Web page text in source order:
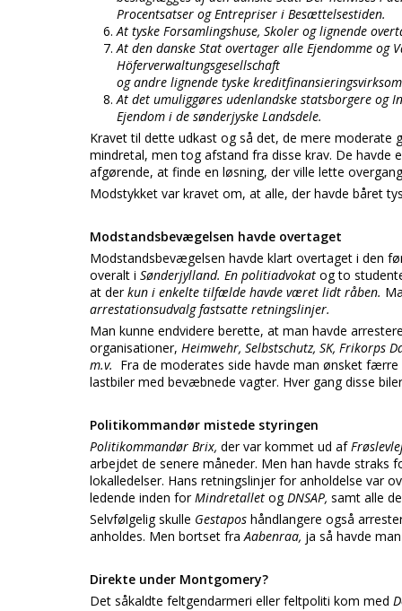
Procentsatser og Entrepriser i Besættelsestiden.
At tyske Forsamlingshuse, Skoler og lignende
At den danske Stat overtager alle Ejendomme
Höferverwaltungsgesellschaft
og andre lignende tyske
At det umuliggøres udenlandske statsborgere
Ejendom i de sønderjyske Landsdele.
Kravet til dette udkast og så det, de mere
mindretal, men tog afstand fra disse krav. De havde
afgørende, at finde en løsning, der ville lette
Modstykket var kravet om, at alle, der havde båret
Modstandsbevægelsen havde overtaget
Modstandsbevægelsen havde klart overtaget i den
overalt i Sønderjylland. En politiadvokat og to
at derkun i enkelte tilfælde havde været lidt råben.
arrestationsudvalgfastsatte retningslinjer.
Man kunne endvidere berette, at man havde
organisationer, Heimwehr, Selbstschutz, SK, Frikorps
m.v. Fra de moderates side havde man ønsket
lastbiler med bevæbnede vagter. Hver gang disse
Politikommandør mistede styringen
Politikommandør Brix, der var kommet ud af
arbejdet de senere måneder. Men han havde straks
lokalledelser. Hans retningslinjer for anholdelse var
ledende inden forMindretallet ogDNSAP, samt alle
Selvfølgelig skulle Gestapos håndlangere også
anholdes. Men bortset fraAabenraa, ja så havde
Direkte under Montgomery?
Det såkaldte feltgendarmeri eller feltpoliti kom med